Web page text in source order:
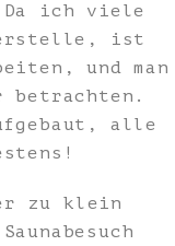
ich viele
erstelle, ist
und man
betrachten.
alle
zu klein